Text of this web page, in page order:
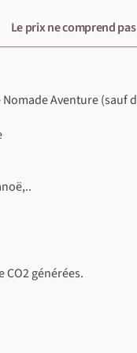
Le prix ne comprend pas
Aventure (sauf
générées.